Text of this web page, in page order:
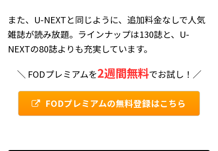
また、U-NEXTと同じように、追加料金なしで人気
雑誌が読み放題。ラインナップは130誌と、U-
NEXTの80誌よりも充実しています。
＼ FODプレミアムを2週間無料でお試し！／
FODプレミアムの無料登録はこちら